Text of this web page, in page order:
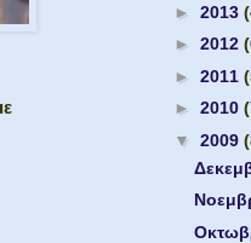
► 2013
► 2012
► 2011
► 2010
▼ 2009